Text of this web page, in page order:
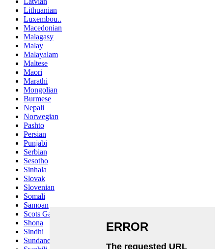
Lithuanian
Luxembou..
Macedonian
Malagasy
Malay
Malayalam
Maltese
Maori
Marathi
Mongolian
Burmese
Nepali
Norwegian
Pashto
Persian
Punjabi
Serbian
Sesotho
Sinhala
Slovak
Slovenian
Somali
Samoan
Scots Gaelic
Shona
Sindhi
Sundanese